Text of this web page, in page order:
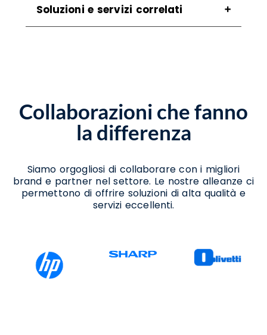
Soluzioni e servizi correlati
Assistenza Server Salerno
Azienda Cybersecurity Salerno
Azienda Disaster Recovery Salerno
Consulenza Cloud Salerno
Consulenza Disaster Recovery Salerno
Consulenza Hosting Salerno
Consulenza Server Salerno
Piani Disaster Recovery Salerno
Servizi Backup Salerno
Servizi Cloud Salerno
Servizi Cybersecurity Salerno
Collaborazioni che fanno
la differenza
Siamo orgogliosi di collaborare con i migliori
brand e partner nel settore. Le nostre alleanze ci
permettono di offrire soluzioni di alta qualità e
servizi eccellenti.